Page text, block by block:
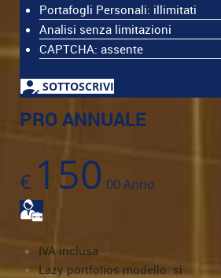
Portafogli Personali: illimitati
Analisi senza limitazioni
CAPTCHA: assente
SOTTOSCRIVI
PRO ANNUALE
€ 150 00Anno
IVA inclusa
Lazy portfolios modello: sì